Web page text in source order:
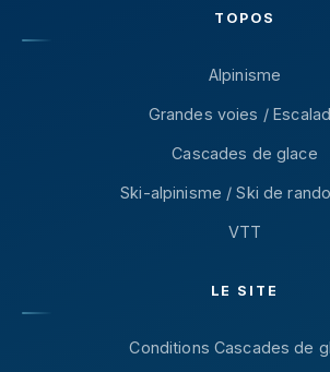
TOPOS
Alpinisme
Grandes voies /
Cascades de glace
Ski-alpinisme / Ski de
VTT
LE SITE
Conditions Cascades de